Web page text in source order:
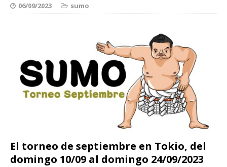
06/09/2023 sumo
El torneo de septiembre en Tokio, del
domingo 10/09 al domingo 24/09/2023